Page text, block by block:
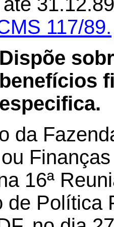
117/89.
Dispõe
benefícios
especifica.
da
16ª
de Política